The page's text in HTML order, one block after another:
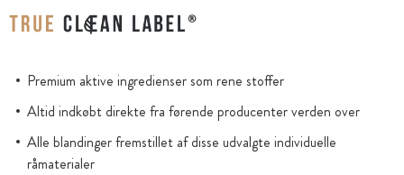
Premium aktive ingredienser som rene stoffer
Altid indkøbt direkte fra førende producenter verden over
Alle blandinger fremstillet af disse udvalgte individuelle
råmaterialer